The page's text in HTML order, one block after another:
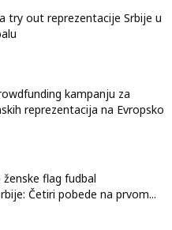
try out reprezentacije Srbije u
kampanju za
reprezentacija na Evropsko
flag fudbal
Četiri pobede na prvom...